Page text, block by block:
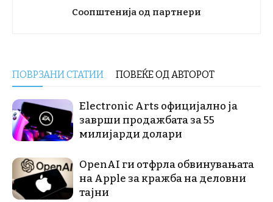
Соопштенија од партнери
ПОВРЗАНИ СТАТИИ ПОВЕЌЕ ОД АВТОРОТ
Electronic Arts официјално ја
заврши продажбата за 55
милијарди долари
OpenAI ги отфрла обвинувањата
на Apple за кражба на деловни
тајни